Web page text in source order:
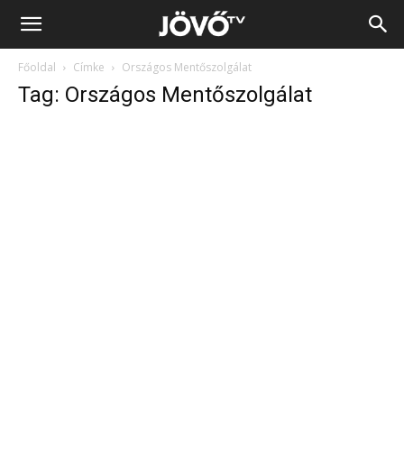
Jövő
Főoldal Címke Országos Mentőszolgálat
Tag: Országos Mentőszolgálat